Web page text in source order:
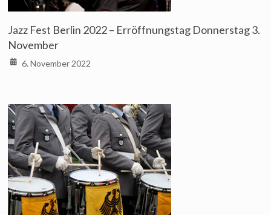
Jazz Fest Berlin 2022 – Erröffnungstag Donnerstag 3.
November
6. November 2022